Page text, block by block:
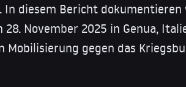
In diesem Bericht dokumentieren
November 2025 in Genua,
Mobilisierung gegen das